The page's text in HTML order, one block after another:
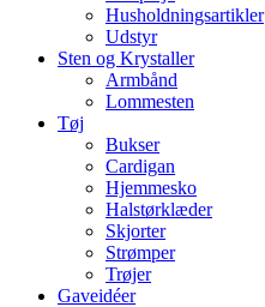
Husholdningsartikler
Udstyr
Sten og Krystaller
Armbånd
Lommesten
Tøj
Bukser
Cardigan
Hjemmesko
Halstørklæder
Skjorter
Strømper
Trøjer
Gaveidéer